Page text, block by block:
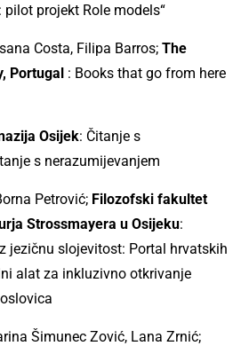
projekt Role models“
Costa, Filipa Barros;The
Portugal : Books that go from here
Osijek: Čitanje s
s nerazumijevanjem
Petrović; Filozofski fakultet
Strossmayera u Osijeku:
jezičnu slojevitost: Portal hrvatskih
alat za inkluzivno otkrivanje
Šimunec Zović, Lana Zrnić;